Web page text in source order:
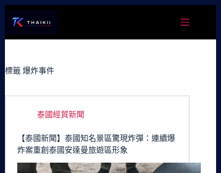
容
標籤 爆炸事件
泰國經貿新聞
【泰國新聞】泰國知名景區驚現炸彈：連續爆
炸案重創泰國安達曼旅遊區形象